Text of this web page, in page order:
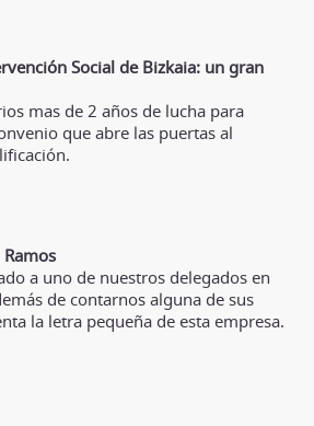
Social de Bizkaia: un gran
mas de 2 años de lucha para
que abre las puertas al
a uno de nuestros delegados en
de contarnos alguna de sus
la letra pequeña de esta empresa.